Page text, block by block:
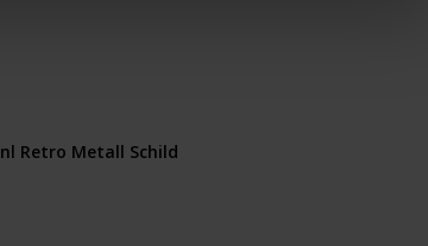
Retro Metall Schild